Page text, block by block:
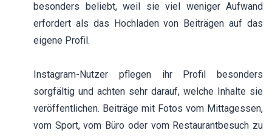
besonders beliebt, weil sie viel weniger Aufwand
erfordert als das Hochladen von Beiträgen auf das
eigene Profil.
Instagram-Nutzer pflegen ihr Profil besonders
sorgfältig und achten sehr darauf, welche Inhalte sie
veröffentlichen. Beiträge mit Fotos vom Mittagessen,
vom Sport, vom Büro oder vom Restaurantbesuch zu